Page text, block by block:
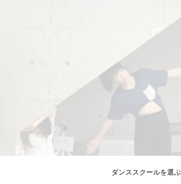
ダンススクールを選ぶ